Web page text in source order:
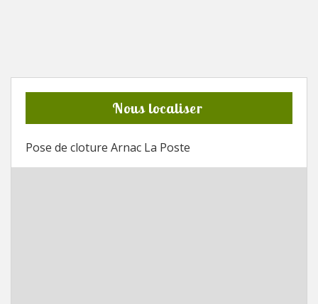
Nous localiser
Pose de cloture Arnac La Poste